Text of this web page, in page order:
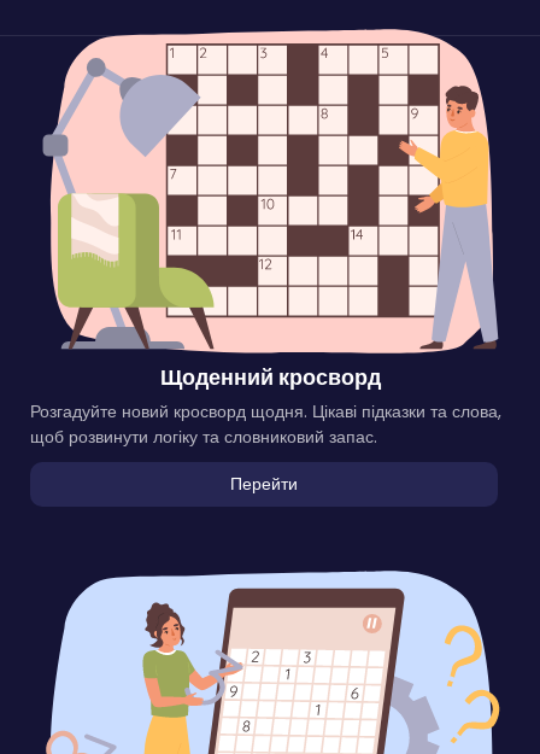
Щоденний кросворд
Розгадуйте новий кросворд щодня. Цікаві підказки та слова,
щоб розвинути логіку та словниковий запас.
Перейти